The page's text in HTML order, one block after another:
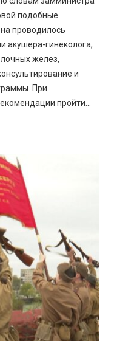
подобные
проводилось
акушера-гинеколога,
желез,
и
При
пройти...